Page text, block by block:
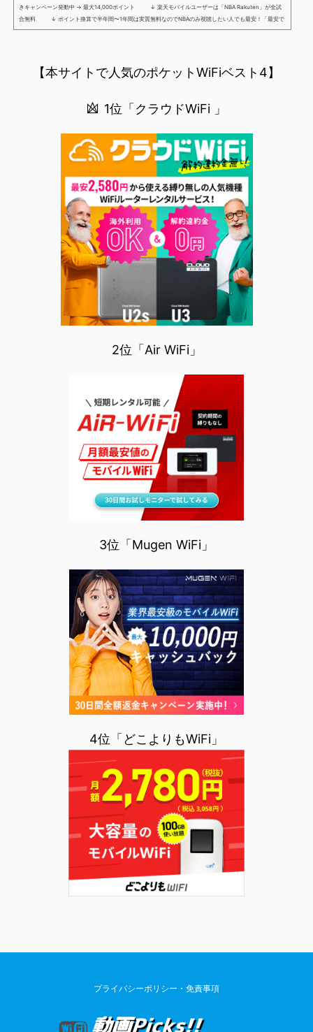
きキャンペーン発動中 → 最大14,000ポイント ↓ 楽天モバイルユーザーは「NBA Rakuten」が全試
合無料 ↓ ポイント換算で半年間〜1年間は実質無料なのでNBAのみ視聴したい人でも最安！「最安で
NBAを見る方法」が「楽天モバイルを契約すること」というもはや意味不明な状況...楽天モバイルでNBAを
【本サイトで人気のポケットWiFiベスト4】
1位「クラウドWiFi 」
2位「Air WiFi」
3位「Mugen WiFi」
4位「どこよりもWiFi」
プライバシーポリシー・免責事項